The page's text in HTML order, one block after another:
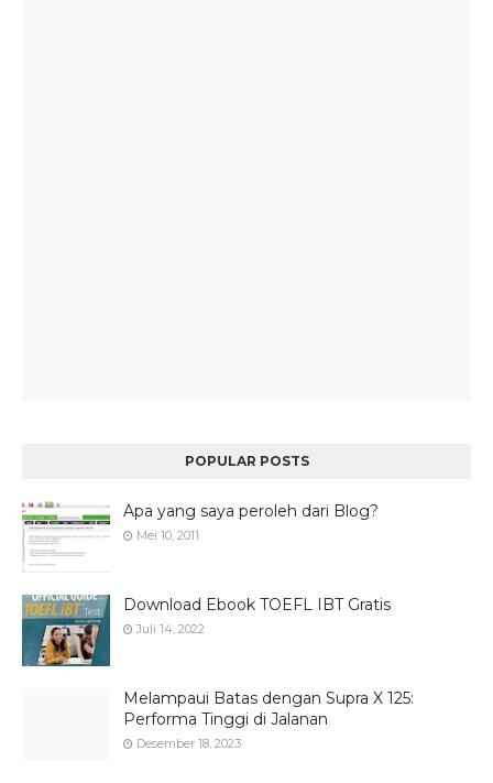
POPULAR POSTS
Apa yang saya peroleh dari Blog?
Mei 10, 2011
Download Ebook TOEFL IBT Gratis
Juli 14, 2022
Melampaui Batas dengan Supra X 125:
Performa Tinggi di Jalanan
Desember 18, 2023